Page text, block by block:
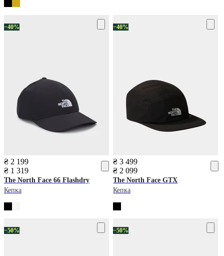
−40%
₴ 2 199
₴ 1 319
The North Face 66 Flashdry
Кепка
−40%
₴ 3 499
₴ 2 099
The North Face GTX
Кепка
−50% −50%